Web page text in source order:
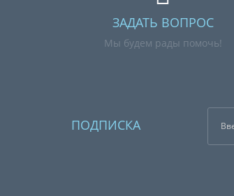
ЗАДАТЬ ВОПРОС
Мы будем рады помочь!
ПОДПИСКА